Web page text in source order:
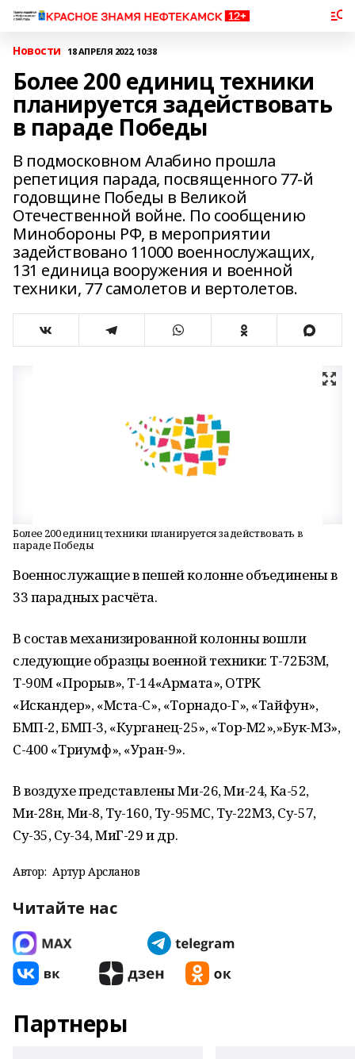
Новости 18 АПРЕЛЯ 2022, 10:38
Более 200 единиц техники
планируется задействовать
в параде Победы
В подмосковном Алабино прошла
репетиция парада, посвященного 77-й
годовщине Победы в Великой
Отечественной войне. По сообщению
Минобороны РФ, в мероприятии
задействовано 11000 военнослужащих,
131 единица вооружения и военной
техники, 77 самолетов и вертолетов.
Более 200 единиц техники планируется задействовать в
параде Победы
Военнослужащие в пешей колонне объединены в
33 парадных расчёта.
В состав механизированной колонны вошли
следующие образцы военной техники: Т-72БЗМ,
Т-90М «Прорыв», Т-14«Армата», ОТРК
«Искандер», «Мста-С», «Торнадо-Г», «Тайфун»,
БМП-2, БМП-3, «Курганец-25», «Тор-М2»,»Бук-МЗ»,
С-400 «Триумф», «Уран-9».
В воздухе представленыМи-26,Ми-24,Ка-52,
Ми-28н,Ми-8,Ту-160,Ту-95МС,Ту-22М3,Су-57,
Су-35,Су-34,МиГ-29и др.
Автор: Артур Арсланов
Читайте нас
Партнеры